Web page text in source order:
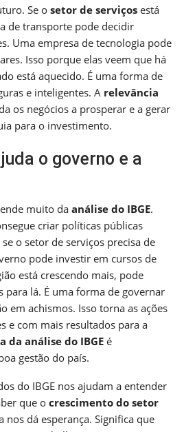
Se o setor de serviços está
de transporte pode decidir
Uma empresa de tecnologia pode
Isso porque elas veem que há
está aquecido. É uma forma de
e inteligentes. A relevância
os negócios a prosperar e a gerar
para o investimento.
o governo e a
muito da análise do IBGE.
criar políticas públicas
o setor de serviços precisa de
pode investir em cursos de
está crescendo mais, pode
para lá. É uma forma de governar
em achismos. Isso torna as ações
e com mais resultados para a
da análise do IBGE é
gestão do país.
do IBGE nos ajudam a entender
que o crescimento do setor
nos dá esperança. Significa que